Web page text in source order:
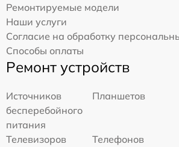
Ремонтируемые модели
Наши услуги
Согласие на обработку
Способы оплаты
Ремонт устройств
Источников
бесперебойного
питания
Планшетов
Телевизоров
Телефонов